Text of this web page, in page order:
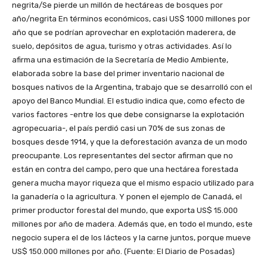
negrita/Se pierde un millón de hectáreas de bosques por
año/negrita En términos económicos, casi US$ 1000 millones por
año que se podrían aprovechar en explotación maderera, de
suelo, depósitos de agua, turismo y otras actividades. Así lo
afirma una estimación de la Secretaría de Medio Ambiente,
elaborada sobre la base del primer inventario nacional de
bosques nativos de la Argentina, trabajo que se desarrolló con el
apoyo del Banco Mundial. El estudio indica que, como efecto de
varios factores -entre los que debe consignarse la explotación
agropecuaria-, el país perdió casi un 70% de sus zonas de
bosques desde 1914, y que la deforestación avanza de un modo
preocupante. Los representantes del sector afirman que no
están en contra del campo, pero que una hectárea forestada
genera mucha mayor riqueza que el mismo espacio utilizado para
la ganadería o la agricultura. Y ponen el ejemplo de Canadá, el
primer productor forestal del mundo, que exporta US$ 15.000
millones por año de madera. Además que, en todo el mundo, este
negocio supera el de los lácteos y la carne juntos, porque mueve
US$ 150.000 millones por año. (Fuente: El Diario de Posadas)